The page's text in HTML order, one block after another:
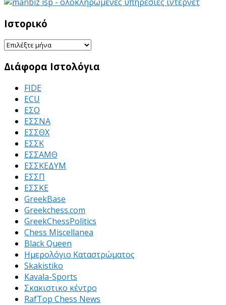
Ιστορικό
Ιστορικό
Διάφορα Ιστολόγια
FIDE
ECU
ΕΣΟ
ΕΣΣΝΑ
ΕΣΣΘΧ
ΕΣΣΚ
ΕΣΣΑΜΘ
ΕΣΣΚΕΔΥΜ
ΕΣΣΠ
ΕΣΣΚΕ
GreekBase
Greekchess.com
GreekChessPolitics
Chess Miscellanea
Black Queen
Ημερολόγιο Καταστρώματος
Skakistiko
Kavala-Sports
Σκακιστικο κέντρο
RafTop Chess News